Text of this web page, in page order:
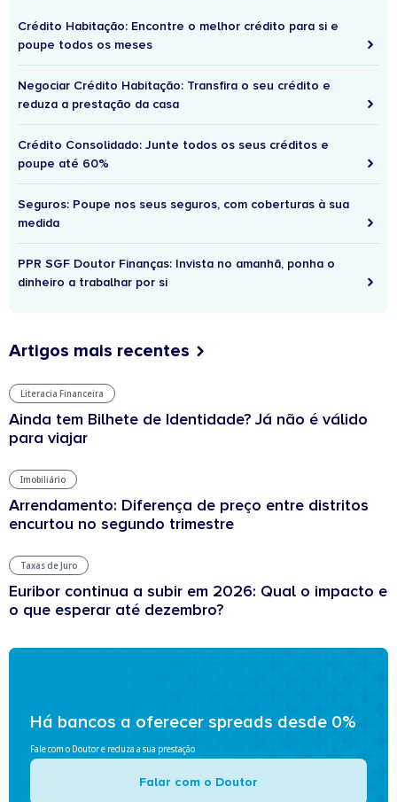
Crédito Habitação: Encontre o melhor crédito para si e
poupe todos os meses
Negociar Crédito Habitação: Transfira o seu crédito e
reduza a prestação da casa
Crédito Consolidado: Junte todos os seus créditos e
poupe até 60%
Seguros: Poupe nos seus seguros, com coberturas à sua
medida
PPR SGF Doutor Finanças: Invista no amanhã, ponha o
dinheiro a trabalhar por si
Artigos mais recentes
Literacia Financeira
Ainda tem Bilhete de Identidade? Já não é válido
para viajar
Imobiliário
Arrendamento: Diferença de preço entre distritos
encurtou no segundo trimestre
Taxas de Juro
Euribor continua a subir em 2026: Qual o impacto e
o que esperar até dezembro?
Há bancos a oferecer spreads desde 0%
Fale com o Doutor e reduza a sua prestação
Falar com o Doutor